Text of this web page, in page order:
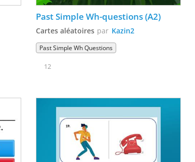
Past Simple Wh-questions (A2)
Cartes aléatoires par Kazin2
Past Simple Wh Questions
12